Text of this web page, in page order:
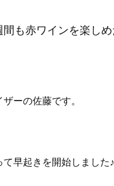
も赤ワインを楽しめ
ーの佐藤です。
早起きを開始しました♪